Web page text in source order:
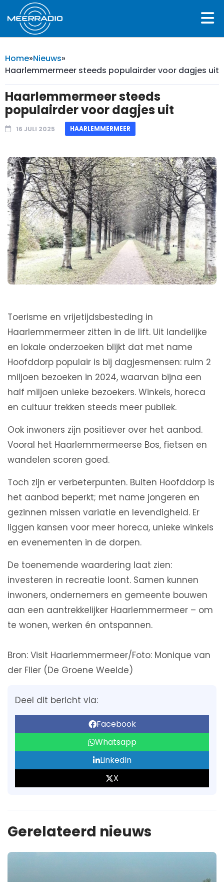
Home»Nieuws»
Haarlemmermeer steeds populairder voor dagjes uit
Haarlemmermeer steeds
populairder voor dagjes uit
16 JULI 2025 HAARLEMMERMEER
Toerisme en vrijetijdsbesteding in
Haarlemmermeer zitten in de lift. Uit landelijke
en lokale onderzoeken blijkt dat met name
Hoofddorp populair is bij dagjesmensen: ruim 2
miljoen bezoeken in 2024, waarvan bijna een
half miljoen unieke bezoekers. Winkels, horeca
en cultuur trekken steeds meer publiek.
Ook inwoners zijn positiever over het aanbod.
Vooral het Haarlemmermeerse Bos, fietsen en
wandelen scoren goed.
Toch zijn er verbeterpunten. Buiten Hoofddorp is
het aanbod beperkt; met name jongeren en
gezinnen missen variatie en levendigheid. Er
liggen kansen voor meer horeca, unieke winkels
en evenementen in de dorpen.
De toenemende waardering laat zien:
investeren in recreatie loont. Samen kunnen
inwoners, ondernemers en gemeente bouwen
aan een aantrekkelijker Haarlemmermeer – om
te wonen, werken én ontspannen.
Bron: Visit Haarlemmermeer/Foto: Monique van
der Flier (De Groene Weelde)
Deel dit bericht via:
Facebook
Whatsapp
LinkedIn
X
Gerelateerd nieuws